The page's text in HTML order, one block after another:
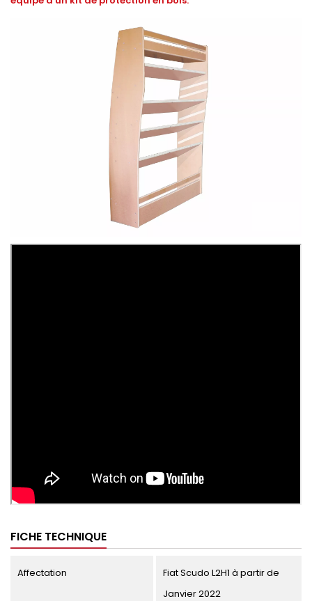
FICHE TECHNIQUE
Affectation
Fiat Scudo L2H1 à partir de
Janvier 2022